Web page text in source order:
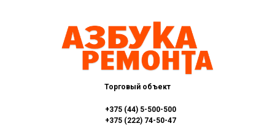
Торговый объект
+375 (44) 5-500-500
+375 (222) 74-50-47